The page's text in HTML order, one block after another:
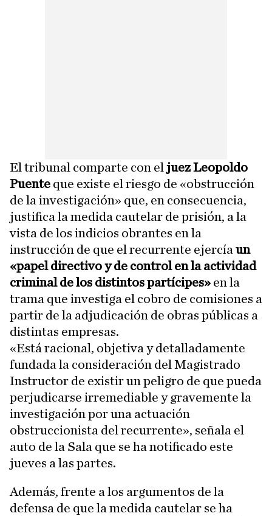
El tribunal comparte con el juez Leopoldo
Puente que existe el riesgo de «obstrucción
de la investigación» que, en consecuencia,
justifica la medida cautelar de prisión, a la
vista de los indicios obrantes en la
instrucción de que el recurrente ejercía un
«papel directivo y de control en la actividad
criminal de los distintos partícipes» en la
trama que investiga el cobro de comisiones a
partir de la adjudicación de obras públicas a
distintas empresas.
«Está racional, objetiva y detalladamente
fundada la consideración del Magistrado
Instructor de existir un peligro de que pueda
perjudicarse irremediable y gravemente la
investigación por una actuación
obstruccionista del recurrente», señala el
auto de la Sala que se ha notificado este
jueves a las partes.
Además, frente a los argumentos de la
defensa de que la medida cautelar se ha